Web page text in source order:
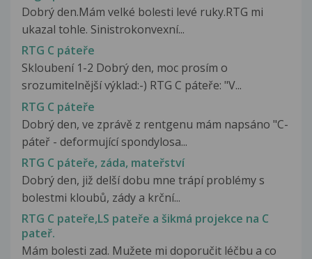
Dobrý den.Mám velké bolesti levé ruky.RTG mi
ukazal tohle. Sinistrokonvexní...
RTG C páteře
Skloubení 1-2 Dobrý den, moc prosím o
srozumitelnější výklad:-) RTG C páteře: "V...
RTG C páteře
Dobrý den, ve zprávě z rentgenu mám napsáno "C-
páteř - deformující spondylosa...
RTG C páteře, záda, mateřství
Dobrý den, již delší dobu mne trápí problémy s
bolestmi kloubů, zády a krční...
RTG C pateře,LS pateře a šikmá projekce na C
pateř.
Mám bolesti zad. Mužete mi doporučit léčbu a co